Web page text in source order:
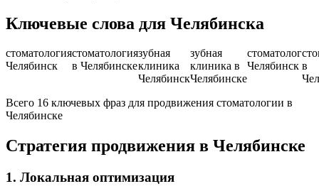
Ключевые слова для Челябинска
стоматология
Челябинск
стоматология
в Челябинске
зубная
клиника
Челябинск
зубная
клиника в
Челябинске
стоматолог
Челябинск в
Всего 16 ключевых фраз для продвижения стоматологии в
Челябинске
Стратегия продвижения в Челябинске
1. Локальная оптимизация